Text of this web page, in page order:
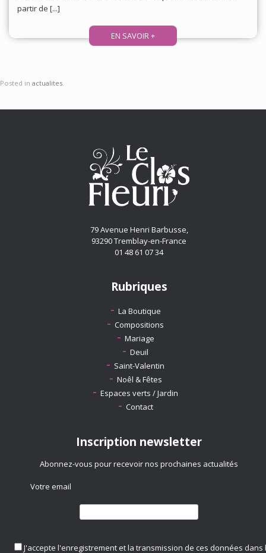
partir de [...]
EN SAVOIR +
Posted in actualites.
79 Avenue Henri Barbusse,
93290 Tremblay-en-France
01 48 61 07 34
Rubriques
La Boutique
Compositions
Mariage
Deuil
Saint-Valentin
Noêl & Fêtes
Espaces verts / Jardin
Contact
Inscription newsletter
Abonnez-vous pour recevoir nos prochaines actualités
Votre email
J'accepte l'enregistrement et la transmission de ces données dans